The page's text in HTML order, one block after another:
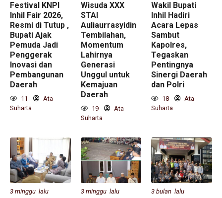
Festival KNPI
Inhil Fair 2026,
Resmi di Tutup ,
Bupati Ajak
Pemuda Jadi
Penggerak
Inovasi dan
Pembangunan
Daerah
11
Ata
Suharta
Wisuda XXX
STAI
Auliaurrasyidin
Tembilahan,
Momentum
Lahirnya
Generasi
Unggul untuk
Kemajuan
Daerah
19
Ata
Suharta
Wakil Bupati
Inhil Hadiri
Acara Lepas
Sambut
Kapolres,
Tegaskan
Pentingnya
Sinergi Daerah
dan Polri
18
Ata
Suharta
3 minggu lalu 3 minggu lalu 3 bulan lalu